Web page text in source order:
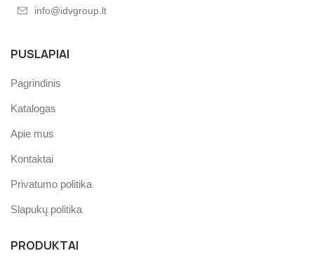
info@idvgroup.lt
PUSLAPIAI
Pagrindinis
Katalogas
Apie mus
Kontaktai
Privatumo politika
Slapukų politika
PRODUKTAI